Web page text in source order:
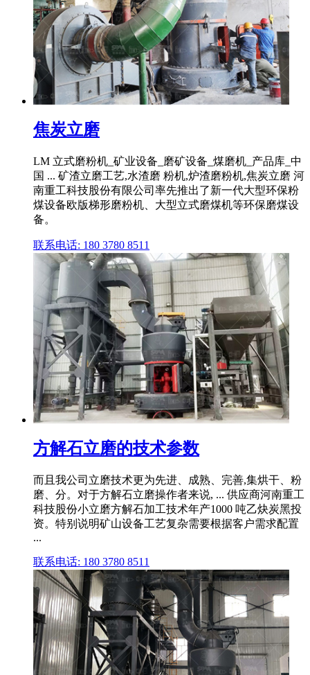
焦炭立磨
LM 立式磨粉机_矿业设备_磨矿设备_煤磨机_产品库_中
国 ... 矿渣立磨工艺,水渣磨 粉机,炉渣磨粉机,焦炭立磨 河
南重工科技股份有限公司率先推出了新一代大型环保粉
煤设备欧版梯形磨粉机、大型立式磨煤机等环保磨煤设
备。
联系电话: 180 3780 8511
方解石立磨的技术参数
而且我公司立磨技术更为先进、成熟、完善,集烘干、粉
磨、分。对于方解石立磨操作者来说, ... 供应商河南重工
科技股份小立磨方解石加工技术年产1000 吨乙炔炭黑投
资。特别说明矿山设备工艺复杂需要根据客户需求配置
...
联系电话: 180 3780 8511